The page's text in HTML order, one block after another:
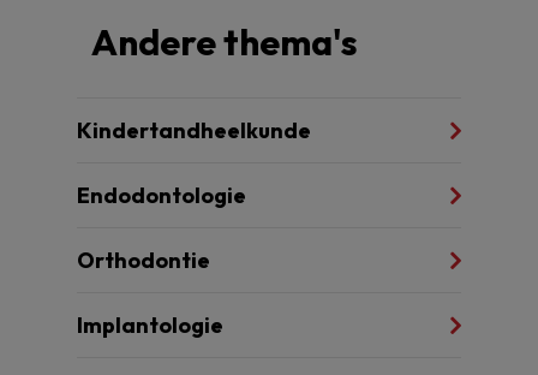
Andere thema's
Kindertandheelkunde
Endodontologie
Orthodontie
Implantologie